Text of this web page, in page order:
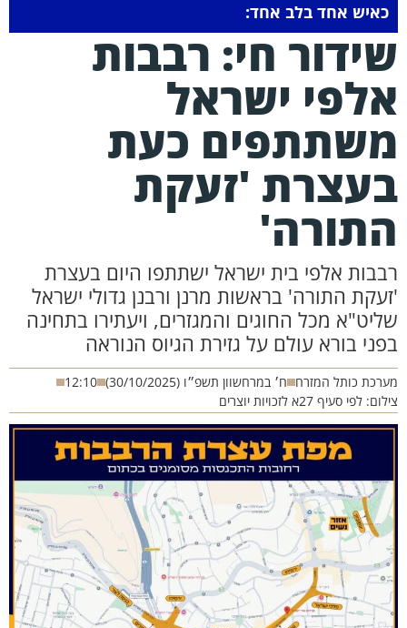
כאיש אחד בלב אחד:
חי: רבבות
ישראל
כעת
'זעקת
אלפי בית ישראל ישתתפו היום בעצרת
התורה' בראשות מרנן ורבנן גדולי ישראל
מכל החוגים והמגזרים, ויעתירו בתחינה
בורא עולם על גזירת הגיוס הנוראה
כותל המזרח ח׳ במרחשוון תשפ״ו (30/10/2025)
12:10
לפי סעיף 27א לזכויות יוצרים